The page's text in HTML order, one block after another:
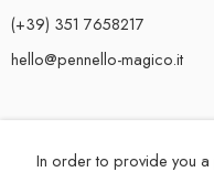
(+39) 351 7658217
hello@pennello-magico.it
In order to provide you